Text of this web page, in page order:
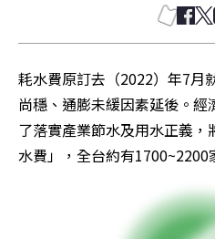
耗水費原訂去（2022）年7月
尚穩、通膨未緩因素延後。
了落實產業節水及用水正義
水費」，全台約有1700~2200